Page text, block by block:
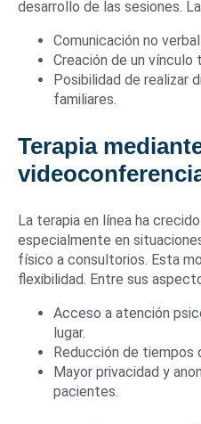
desarrollo de las sesiones.
Comunicación no
Creación de un
Posibilidad de realizar
familiares.
Terapia
La terapia en línea ha
especialmente en
físico a consultorios. Esta
flexibilidad. Entre sus
Acceso a atención
lugar.
Reducción de tiempos
Mayor privacidad y
pacientes.